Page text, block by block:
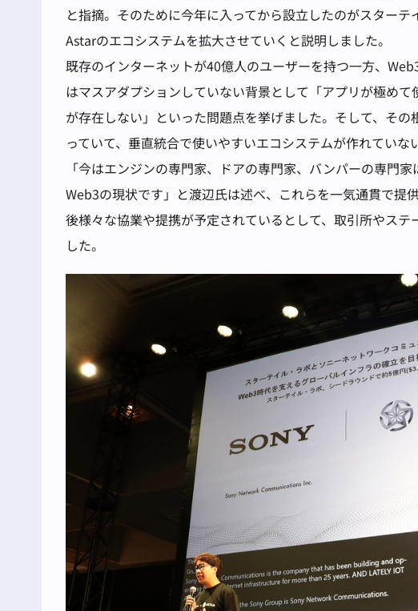
と指摘。そのために今年に入ってから設立したのがスター
Astarのエコシステムを拡大させていくと説明しました。
既存のインターネットが40億人のユーザーを持つ一方、
はマスアダプションしていない背景として「アプリが極め
が存在しない」といった問題点を挙げました。そして、そ
っていて、垂直統合で使いやすいエコシステムが作れていな
「今はエンジンの専門家、ドアの専門家、バンパーの専門
Web3の現状です」と渡辺氏は述べ、これらを一気通貫で提
後様々な協業や提携が予定されているとして、取引所やス
した。